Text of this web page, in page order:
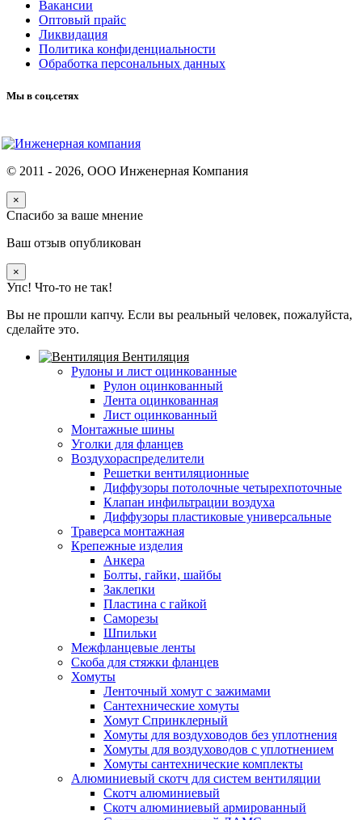
Вакансии
Оптовый прайс
Ликвидация
Политика конфиденциальности
Обработка персональных данных
Мы в соц.сетях
© 2011 - 2026, ООО Инженерная Компания
×
Спасибо за ваше мнение
Ваш отзыв опубликован
×
Упс! Что-то не так!
Вы не прошли капчу. Если вы реальный человек, пожалуйста,
сделайте это.
Вентиляция
Рулоны и лист оцинкованные
Рулон оцинкованный
Лента оцинкованная
Лист оцинкованный
Монтажные шины
Уголки для фланцев
Воздухораспределители
Решетки вентиляционные
Диффузоры потолочные четырехпоточные
Клапан инфильтрации воздуха
Диффузоры пластиковые универсальные
Траверса монтажная
Крепежные изделия
Анкера
Болты, гайки, шайбы
Заклепки
Пластина с гайкой
Саморезы
Шпильки
Межфланцевые ленты
Скоба для стяжки фланцев
Хомуты
Ленточный хомут с зажимами
Сантехнические хомуты
Хомут Спринклерный
Хомуты для воздуховодов без уплотнения
Хомуты для воздуховодов с уплотнением
Хомуты сантехнические комплекты
Алюминиевый скотч для систем вентиляции
Скотч алюминиевый
Скотч алюминиевый армированный